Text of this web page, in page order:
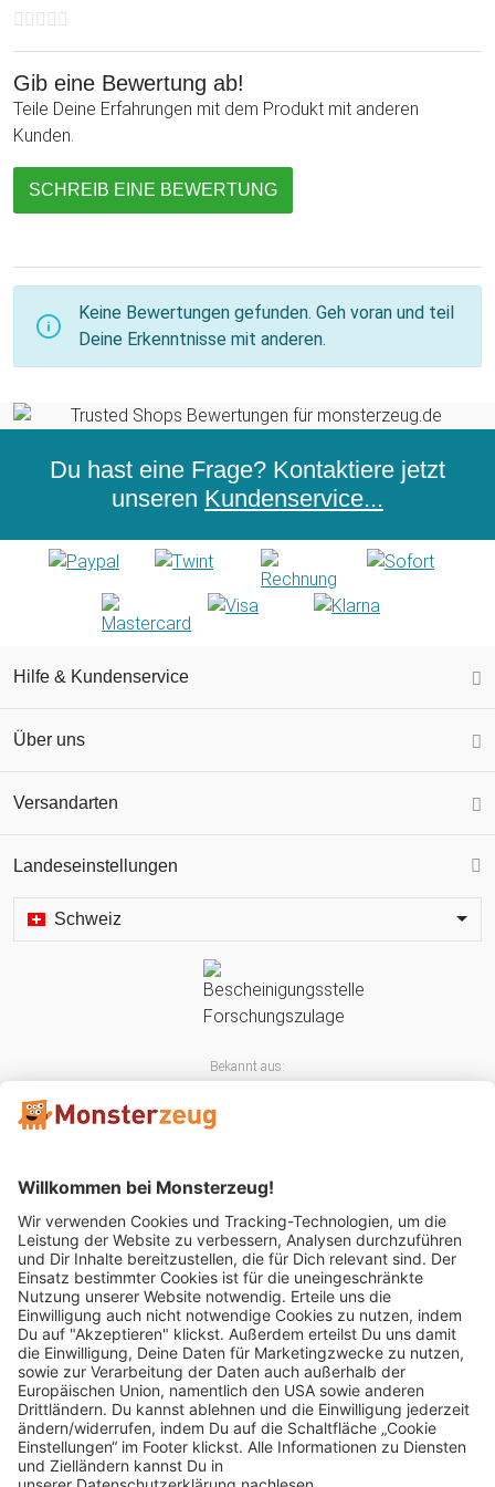
Gib eine Bewertung ab!
Teile Deine Erfahrungen mit dem Produkt mit anderen
Kunden.
SCHREIB EINE BEWERTUNG
Keine Bewertungen gefunden. Geh voran und teil
Deine Erkenntnisse mit anderen.
Du hast eine Frage? Kontaktiere jetzt
unseren Kundenservice...
Hilfe & Kundenservice
Über uns
Versandarten
Landeseinstellungen
Schweiz
Bekannt aus:
Mitglied im: